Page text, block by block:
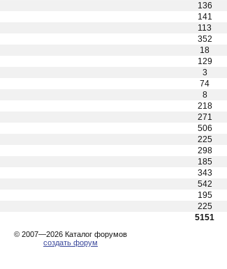
136
141
113
352
18
129
3
74
8
218
271
506
225
298
185
343
542
195
225
5151
© 2007—2026 Каталог форумов
создать форум